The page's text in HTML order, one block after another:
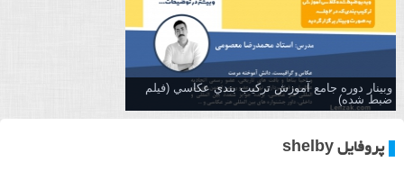
وبینار دوره جامع آموزش تركيب بندي عكاسي (فیلم
ضبط شده)
پروفایل shelby